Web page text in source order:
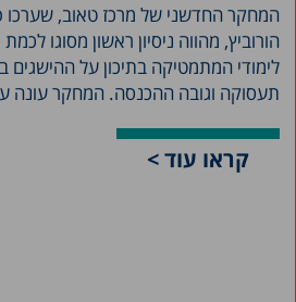
המחקר החדשני של מרכז טאוב, שערכו
הורוביץ, מהווה ניסיון ראשון מסוגו
לימודי המתמטיקה בתיכון על ההישגים
תעסוקה וגובה ההכנסה. המחקר עונה
קראו עוד >